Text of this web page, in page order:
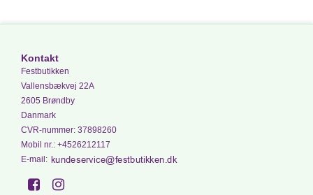
Kontakt
Festbutikken
Vallensbækvej 22A
2605 Brøndby
Danmark
CVR-nummer: 37898260
Mobil nr.: +4526212117
E-mail :